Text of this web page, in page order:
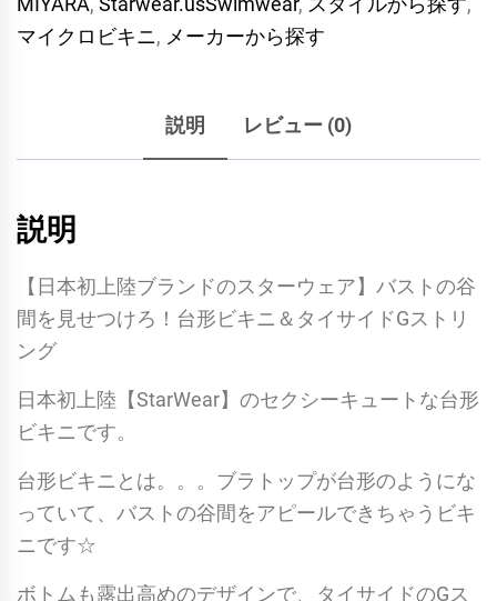
マイクロビキニ, メーカーから探す
説明 レビュー (0)
説明
【日本初上陸ブランドのスターウェア】バストの谷
間を見せつけろ！台形ビキニ＆タイサイドGストリ
ング
日本初上陸【StarWear】のセクシーキュートな台形
ビキニです。
台形ビキニとは。。。ブラトップが台形のようにな
っていて、バストの谷間をアピールできちゃうビキ
ニです☆
ボトムも露出高めのデザインで、タイサイドのGス